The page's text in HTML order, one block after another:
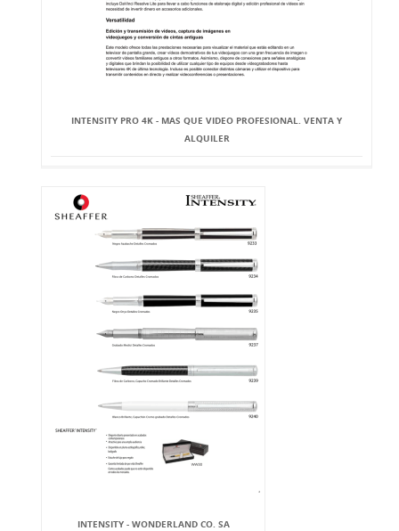
INTENSITY PRO 4K - MAS QUE VIDEO PROFESIONAL. VENTA Y
ALQUILER
INTENSITY - WONDERLAND CO. SA